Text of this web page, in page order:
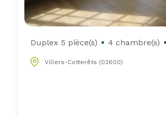
Duplex 5 pièce(s) 4 chambre(s)
Villers-Cotterêts (02600)